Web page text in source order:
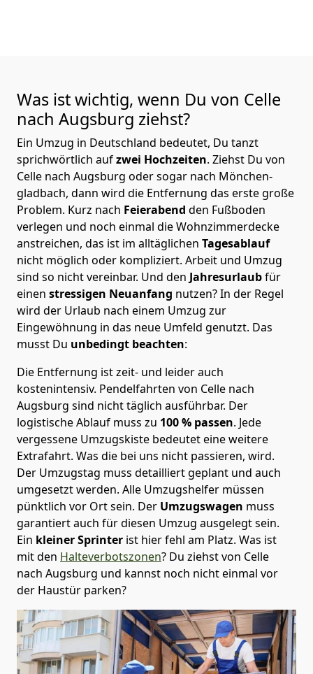
Was ist wichtig, wenn Du von Celle
nach Augsburg ziehst?
Ein Umzug in Deutschland bedeutet, Du tanzt
sprichwörtlich aufzwei Hochzeiten. Ziehst Du von
Celle nach Augsburg oder sogar nach Mönchen­
gladbach, dann wird die Entfernung das erste große
Problem. Kurz nach Feierabend den Fußboden
verlegen und noch einmal die Wohnzimmerdecke
anstreichen, das ist im alltäglichen Tagesablauf
nicht möglich oder kompliziert. Arbeit und Umzug
sind so nicht vereinbar. Und den Jahresurlaubfür
einen stressigen Neuanfang nutzen? In der Regel
wird der Urlaub nach einem Umzug zur
Eingewöhnung in das neue Umfeld genutzt. Das
musst Du unbedingt beachten:
Die Entfernung ist zeit- und leider auch
kostenintensiv. Pendelfahrten von Celle nach
Augsburg sind nicht täglich ausführbar. Der
logistische Ablauf muss zu 100 % passen. Jede
vergessene Umzugskiste bedeutet eine weitere
Extrafahrt. Was die bei uns nicht passieren, wird.
Der Umzugstag muss detailliert geplant und auch
umgesetzt werden. Alle Umzugshelfer müssen
pünktlich vor Ort sein. Der Umzugswagen muss
garantiert auch für diesen Umzug ausgelegt sein.
Ein kleiner Sprinter ist hier fehl am Platz. Was ist
mit den Halteverbotszonen? Du ziehst von Celle
nach Augsburg und kannst noch nicht einmal vor
der Haustür parken?